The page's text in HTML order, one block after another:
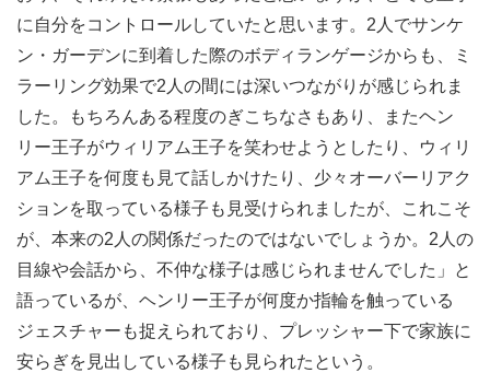
に自分をコントロールしていたと思います。2人でサンケ
ン・ガーデンに到着した際のボディランゲージからも、ミ
ラーリング効果で2人の間には深いつながりが感じられま
した。もちろんある程度のぎこちなさもあり、またヘン
リー王子がウィリアム王子を笑わせようとしたり、ウィリ
アム王子を何度も見て話しかけたり、少々オーバーリアク
ションを取っている様子も見受けられましたが、これこそ
が、本来の2人の関係だったのではないでしょうか。2人の
目線や会話から、不仲な様子は感じられませんでした」と
語っているが、ヘンリー王子が何度か指輪を触っている
ジェスチャーも捉えられており、プレッシャー下で家族に
安らぎを見出している様子も見られたという。